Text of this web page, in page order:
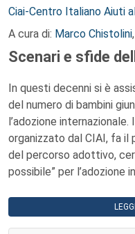
Autori:
Ciai-Centro Italiano Aiuti
A cura di: Marco Chistolini,
Scenari e sfide
In questi decenni si è
del numero di bambini
l’adozione
organizzato dal CIAI, fa il
del percorso adottivo,
possibile” per l’adozione